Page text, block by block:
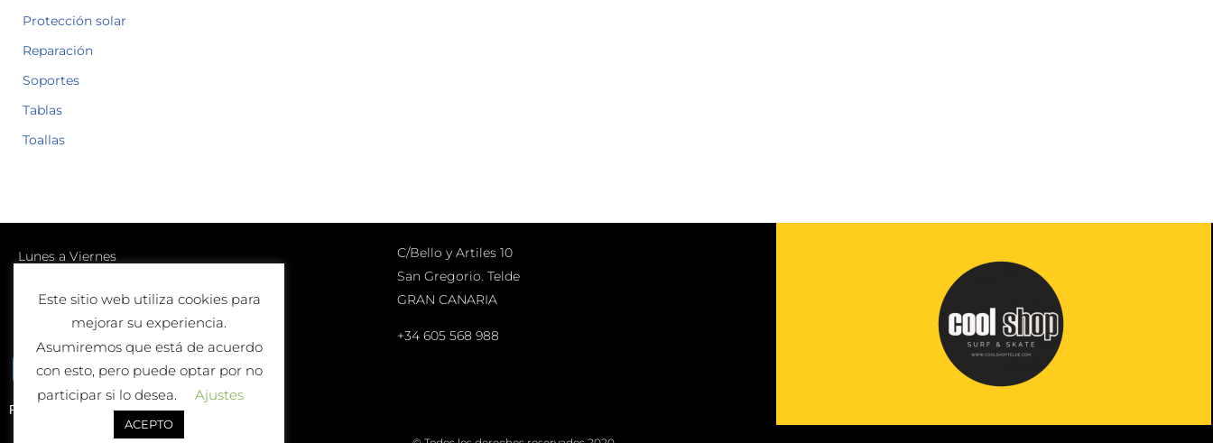
Protección solar
Reparación
Soportes
Tablas
Toallas
Lunes a Viernes
Sábados
10:00-13:00
C/Bello y Artiles 10
San Gregorio. Telde
GRAN CANARIA
+34 605 568 988
Política de Devolución o Cambio
Este sitio web utiliza cookies para
mejorar su experiencia.
Asumiremos que está de acuerdo
con esto, pero puede optar por no
participar si lo desea.
Ajustes
ACEPTO